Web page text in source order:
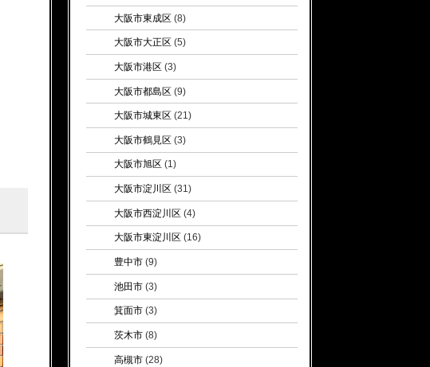
大阪市東成区(8)
大阪市大正区 (5)
大阪市港区(3)
大阪市都島区(9)
大阪市城東区 (21)
大阪市鶴見区(3)
大阪市旭区 (1)
大阪市淀川区 (31)
大阪市西淀川区(4)
大阪市東淀川区 (16)
豊中市(9)
池田市(3)
箕面市(3)
茨木市(8)
高槻市(28)